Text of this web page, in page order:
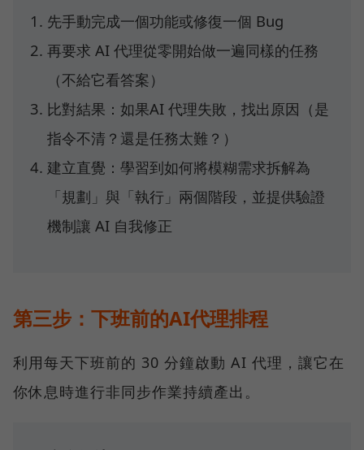
先手動完成一個功能或修復一個 Bug
再要求 AI 代理從零開始做一遍同樣的任務
（不給它看答案）
比對結果：如果AI 代理失敗，找出原因（是
指令不清？還是任務太難？）
建立直覺：學習到如何將模糊需求拆解為
「規劃」與「執行」兩個階段，並提供驗證
機制讓 AI 自我修正
第三步：下班前的AI代理排程
利用每天下班前的 30 分鐘啟動 AI 代理，讓它在
你休息時進行非同步作業持續產出。